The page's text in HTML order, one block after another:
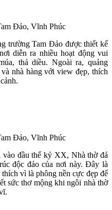
Đảo, Vĩnh Phúc
trường Tam Đảo được thiết kế
diễn ra nhiều hoạt động vui
thả diều. Ngoài ra, quảng
nhà hàng với view đẹp, thích
Đảo, Vĩnh Phúc
đầu thế kỷ XX, Nhà thờ đá
độc đảo của nơi này. Đây là
vì là phông nền cực đẹp để
sức thơ mộng khi ngôi nhà thờ